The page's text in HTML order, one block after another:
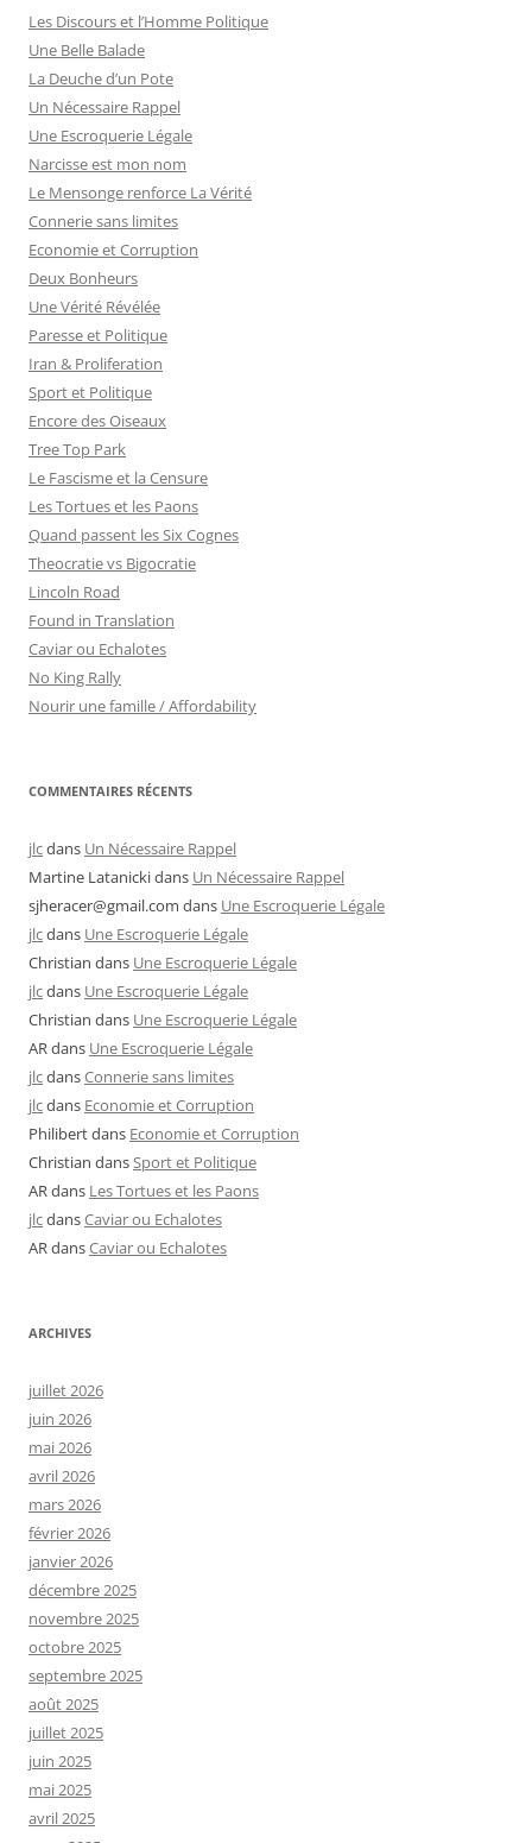
r
c
h
e
r
:
Les Discours et l’Homme Politique
Une Belle Balade
La Deuche d’un Pote
Un Nécessaire Rappel
Une Escroquerie Légale
Narcisse est mon nom
Le Mensonge renforce La Vérité
Connerie sans limites
Economie et Corruption
Deux Bonheurs
Une Vérité Révélée
Paresse et Politique
Iran & Proliferation
Sport et Politique
Encore des Oiseaux
Tree Top Park
Le Fascisme et la Censure
Les Tortues et les Paons
Quand passent les Six Cognes
Theocratie vs Bigocratie
Lincoln Road
Found in Translation
Caviar ou Echalotes
No King Rally
Nourir une famille / Affordability
COMMENTAIRES RÉCENTS
jlcdans Un Nécessaire Rappel
Martine Latanickidans Un Nécessaire Rappel
sjheracer@gmail.com dans Une Escroquerie Légale
jlcdans Une Escroquerie Légale
Christian dans Une Escroquerie Légale
jlcdans Une Escroquerie Légale
Christian dans Une Escroquerie Légale
ARdans Une Escroquerie Légale
jlcdansConnerie sans limites
jlcdans Economie et Corruption
Philibertdans Economie et Corruption
Christian dansSport et Politique
ARdans Les Tortues et les Paons
jlcdansCaviar ou Echalotes
ARdansCaviar ou Echalotes
ARCHIVES
juillet 2026
juin 2026
mai 2026
avril 2026
mars 2026
février 2026
janvier 2026
décembre 2025
novembre 2025
octobre 2025
septembre 2025
août 2025
juillet 2025
juin 2025
mai 2025
avril 2025